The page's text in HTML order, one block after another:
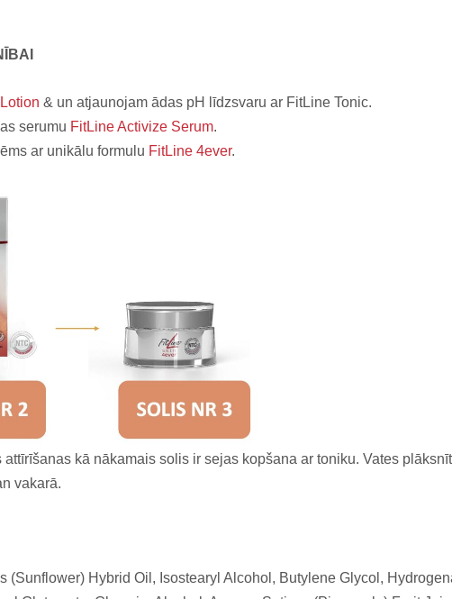
& un atjaunojam ādas pH līdzsvaru ar FitLine Tonic.
serumu FitLine Activize Serum.
ar unikālu formulu FitLine 4ever.
kā nākamais solis ir sejas kopšana ar toniku. Vates
vakarā.
(Sunflower) Hybrid Oil, Isostearyl Alcohol, Butylene Glycol,